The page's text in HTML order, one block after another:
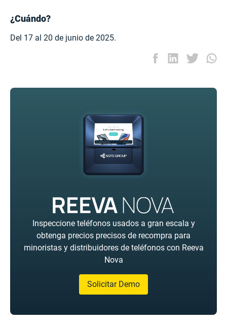
¿Cuándo?
Del 17 al 20 de junio de 2025.
Inspeccione teléfonos usados a gran escala y
obtenga precios precisos de recompra para
minoristas y distribuidores de teléfonos con Reeva
Nova
Solicitar Demo